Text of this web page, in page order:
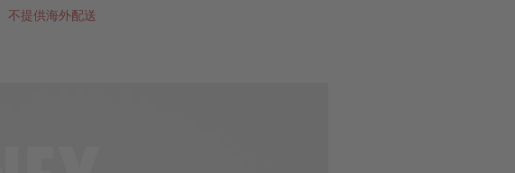
不提供海外配送